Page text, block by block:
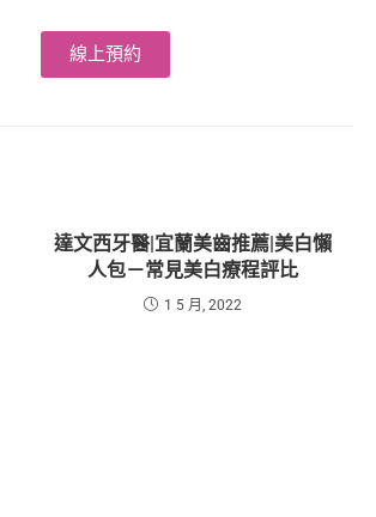
線上預約
達文西牙醫|宜蘭美齒推薦|美白懶
人包－常見美白療程評比
1 5 月, 2022